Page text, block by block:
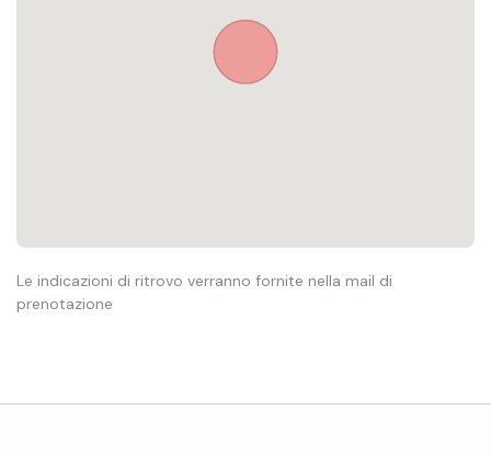
Le indicazioni di ritrovo verranno fornite nella mail di
prenotazione